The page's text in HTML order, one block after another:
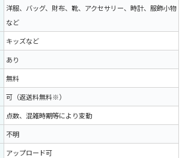
洋服、バッグ、財布、靴、アクセサリー、時計、服飾小物
など
キッズなど
あり
無料
可（返送料無料※）
点数、混雑時期等により変動
不明
アップロード可